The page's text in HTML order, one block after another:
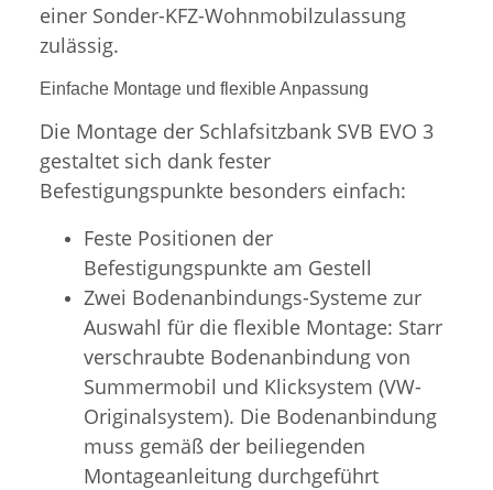
einer Sonder-KFZ-Wohnmobilzulassung
zulässig.
Einfache Montage und flexible Anpassung
Die Montage der Schlafsitzbank SVB EVO 3
gestaltet sich dank fester
Befestigungspunkte besonders einfach:
Feste Positionen der
Befestigungspunkte am Gestell
Zwei Bodenanbindungs-Systeme zur
Auswahl für die flexible Montage: Starr
verschraubte Bodenanbindung von
Summermobil und Klicksystem (VW-
Originalsystem). Die Bodenanbindung
muss gemäß der beiliegenden
Montageanleitung durchgeführt